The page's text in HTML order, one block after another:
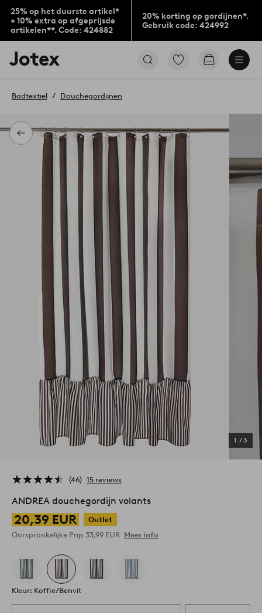
25% op het duurste artikel*
+ 10% extra op afgeprijsde
artikelen**. Code: 424882
20% korting op gordijnen*.
Gebruik code: 424992
Jotex
logo
to
home
page
Ga
Go
Terug
Badtextiel Douchegordijnen
1 /3
46 15 reviews
ANDREA douchegordijn volants
20,39 EUR
Outlet
Oorspronkelijke Prijs 33,99 EUR Meer info
Kleur: Koffie/Benvit